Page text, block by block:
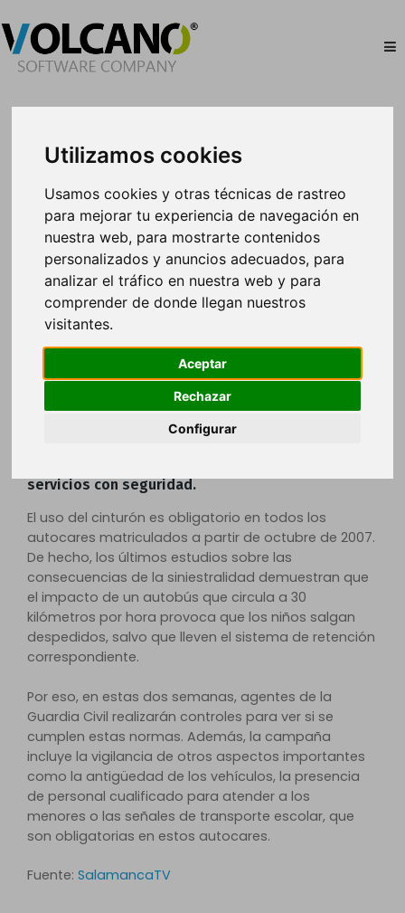
Utilizamos cookies
Usamos cookies y otras técnicas de rastreo
para mejorar tu experiencia de navegación en
nuestra web, para mostrarte contenidos
personalizados y anuncios adecuados, para
analizar el tráfico en nuestra web y para
comprender de donde llegan nuestros
visitantes.
Aceptar
Rechazar
Configurar
Mes:diciembre 2013
Campaña de la DGT para controlar
los autobuses escolares
La Dirección General de Tráfico llevará a cabo una
nueva campaña de control y vigilancia del
transporte escolar durante dos semanas, desde
este lunes, al 18 de noviembre. El objetivo es
comprobar que tanto los vehículos, como los
servicios con seguridad.
El uso del cinturón es obligatorio en todos los
autocares matriculados a partir de octubre de 2007.
De hecho, los últimos estudios sobre las
consecuencias de la siniestralidad demuestran que
el impacto de un autobús que circula a 30
kilómetros por hora provoca que los niños salgan
despedidos, salvo que lleven el sistema de retención
correspondiente.
Por eso, en estas dos semanas, agentes de la
Guardia Civil realizarán controles para ver si se
cumplen estas normas. Además, la campaña
incluye la vigilancia de otros aspectos importantes
como la antigüedad de los vehículos, la presencia
de personal cualificado para atender a los
menores o las señales de transporte escolar, que
son obligatorias en estos autocares.
Fuente: SalamancaTV